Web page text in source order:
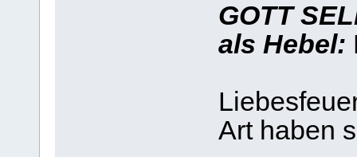
GOTT
als Hebel:
Art haben